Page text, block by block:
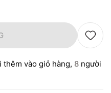
thêm vào giỏ hàng, 8 người